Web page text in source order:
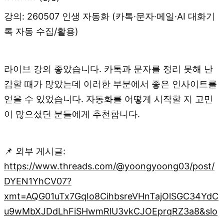
강의: 260507 인생 자동화 (카톡·문자·메일·AI 대화기
록 자동 수집/활용)
라이브 강의 좋았습니다. 카톡과 문자를 정리 못해 난
감할 때가 많았는데 이러한 부분에서 좋은 인사이트를
얻을 수 있었습니다. 자동화를 어떻게 시작할 지 고민
이 많으셨던 분들에게 추천합니다.
📌 외부 게시글:
https://www.threads.com/@yoongyoong03/post/
DYEN1YhCV07?
xmt=AQG01uTx7GqIo8CihbsreVHnTajOlSGC34YdC
u9wMbXJDdLhFiSHwmRlU3vkCJOEprqRZ3a8&slo